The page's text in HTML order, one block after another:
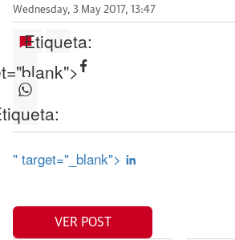
Wednesday, 3 May 2017, 13:47
Etiqueta:
" target="_blank">
VER POST